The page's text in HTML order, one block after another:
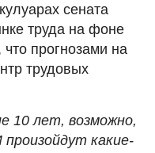
сената
труда на фоне
прогнозами на
трудовых
10 лет, возможно,
какие-